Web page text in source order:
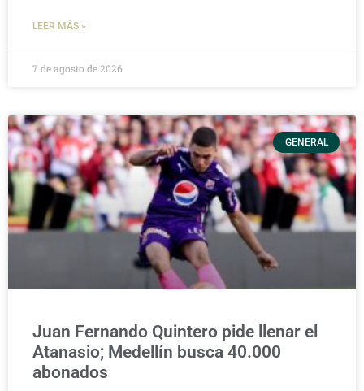
LEER MÁS »
7 de agosto de 2026
GENERAL
Juan Fernando Quintero pide llenar el
Atanasio; Medellín busca 40.000
abonados